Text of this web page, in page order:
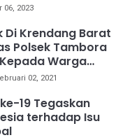
06, 2023
Di Krendang Barat
Polsek Tambora
Warga
02, 2021
19 Tegaskan
terhadap Isu